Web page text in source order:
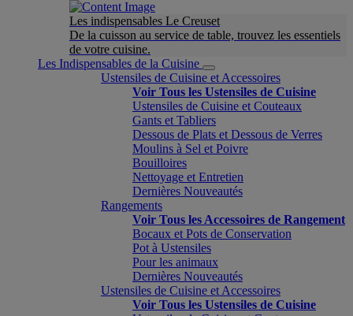
Les indispensables Le Creuset
De la cuisson au service de table, trouvez les essentiels
de votre cuisine.
Les Indispensables de la Cuisine
Ustensiles de Cuisine et Accessoires
Voir Tous les Ustensiles de Cuisine
Ustensiles de Cuisine et Couteaux
Gants et Tabliers
Dessous de Plats et Dessous de Verres
Moulins à Sel et Poivre
Bouilloires
Nettoyage et Entretien
Dernières Nouveautés
Rangements
Voir Tous les Accessoires de Rangement
Bocaux et Pots de Conservation
Pot à Ustensiles
Pour les animaux
Dernières Nouveautés
Ustensiles de Cuisine et Accessoires
Voir Tous les Ustensiles de Cuisine